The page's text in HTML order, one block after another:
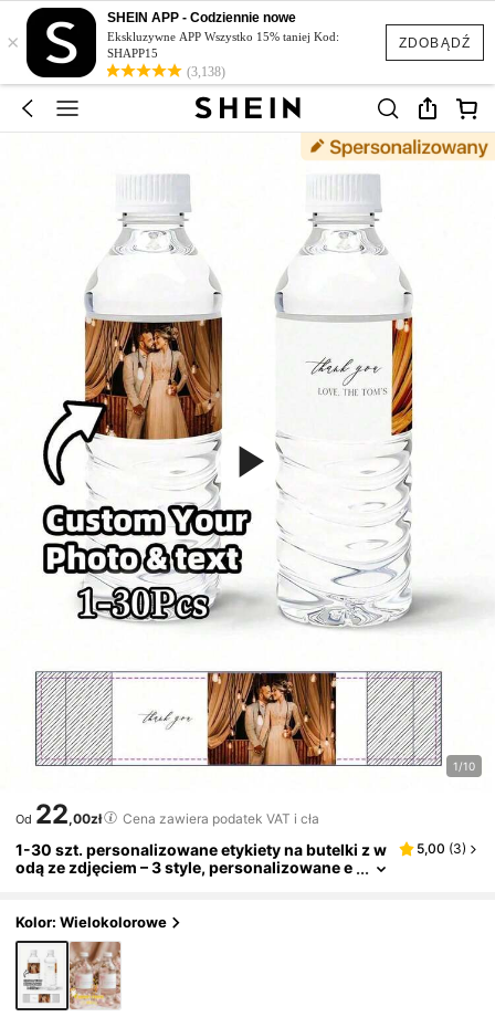
ZDOBĄDŹ
×
SHEIN APP - Codziennie nowe
Ekskluzywne APP Wszystko 15% taniej Kod:
SHAPP15
(3,138)
1/10
Od 22,00zł Cena zawiera podatek VAT i cła
1-30 szt. personalizowane etykiety na butelki z w
odą ze zdjęciem – 3 style, personalizowane e
do domu
5,00 (3)
Kolor: Wielokolorowe